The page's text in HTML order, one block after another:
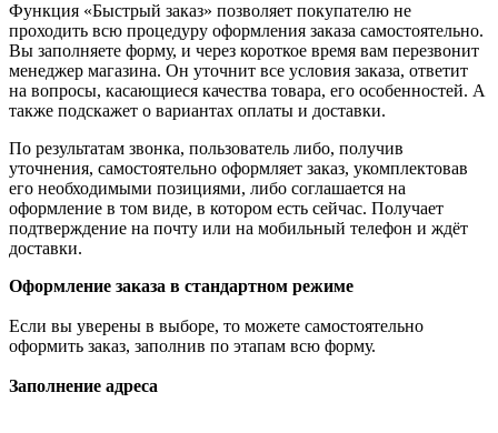
Функция «Быстрый заказ» позволяет покупателю не
проходить всю процедуру оформления заказа самостоятельно.
Вы заполняете форму, и через короткое время вам перезвонит
менеджер магазина. Он уточнит все условия заказа, ответит
на вопросы, касающиеся качества товара, его особенностей. А
также подскажет о вариантах оплаты и доставки.
По результатам звонка, пользователь либо, получив
уточнения, самостоятельно оформляет заказ, укомплектовав
его необходимыми позициями, либо соглашается на
оформление в том виде, в котором есть сейчас. Получает
подтверждение на почту или на мобильный телефон и ждёт
доставки.
Оформление заказа в стандартном режиме
Если вы уверены в выборе, то можете самостоятельно
оформить заказ, заполнив по этапам всю форму.
Заполнение адреса